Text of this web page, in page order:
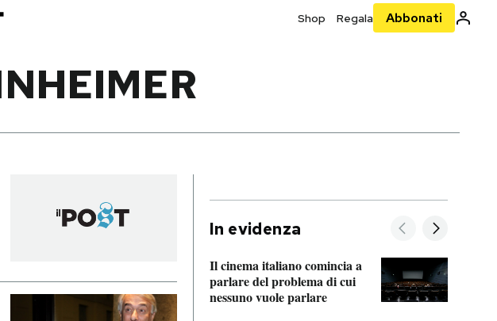
Shop Regala Abbonati
In evidenza
Il cinema italiano comincia a
parlare del problema di cui
nessuno vuole parlare